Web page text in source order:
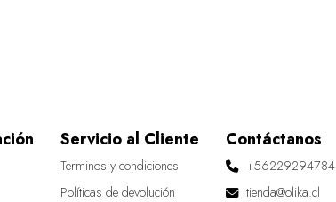
Servicio al Cliente
Terminos y condiciones
Políticas de devolución
Contáctanos
+56229294784
tienda@olika.cl